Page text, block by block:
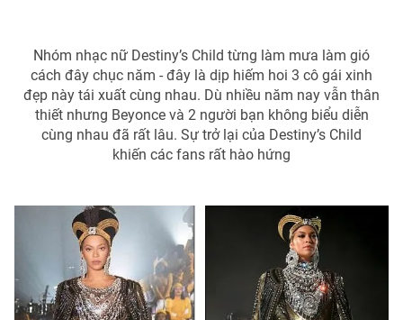
VTV Money VTV Thể thao
VTV Sức khoẻ Bất động sản
Thị trường 24h Tấm lòng Việt
VTV4 Vươn mình bằng AI
Liên hệ tòa soạn English
Nhóm nhạc nữ Destiny’s Child từng làm mưa làm gió
cách đây chục năm - đây là dịp hiếm hoi 3 cô gái xinh
đẹp này tái xuất cùng nhau. Dù nhiều năm nay vẫn thân
thiết nhưng Beyonce và 2 người bạn không biểu diễn
cùng nhau đã rất lâu. Sự trở lại của Destiny’s Child
khiến các fans rất hào hứng